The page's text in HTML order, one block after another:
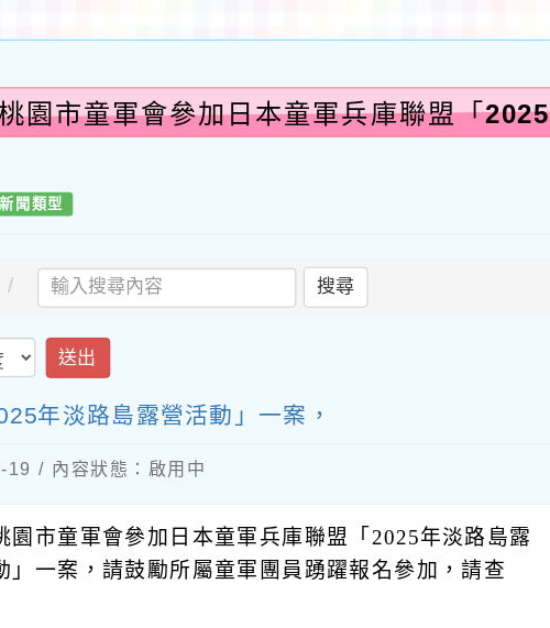
園市童軍會參加日本童軍兵庫聯盟「
新聞類型
搜尋
送出
年淡路島露營活動」一案，
/ 內容狀態：啟用中
園市童軍會參加日本童軍兵庫聯盟「2025年淡路島露
」一案，請鼓勵所屬童軍團員踴躍報名參加，請查